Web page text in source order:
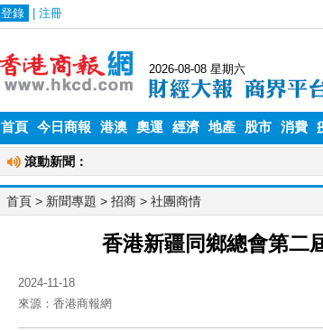
首頁 今日商報 港澳 奧運 經濟 地產 股市 消費
首頁 > 新聞專題 > 招商 > 社團商情
香港新疆同鄉總會第二
2024-11-18
來源：香港商報網